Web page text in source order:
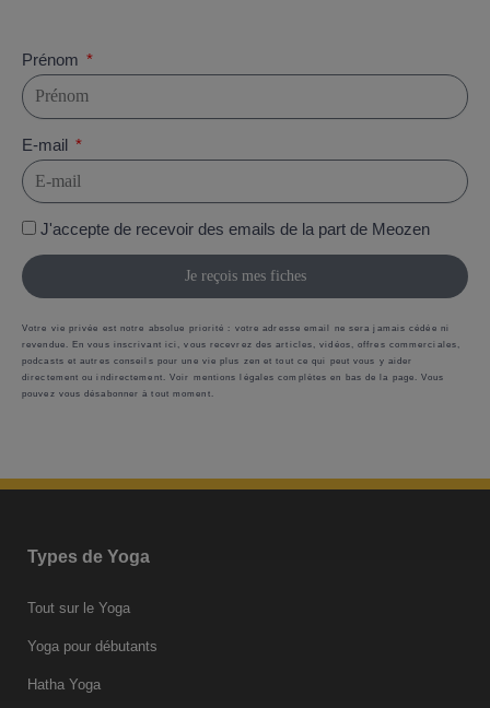
Prénom
E-mail
J'accepte de recevoir des emails de la part de Meozen
Je reçois mes fiches
Votre vie privée est notre absolue priorité : votre adresse email ne sera jamais cédée ni
revendue. En vous inscrivant ici, vous recevrez des articles, vidéos, offres commerciales,
podcasts et autres conseils pour une vie plus zen et tout ce qui peut vous y aider
directement ou indirectement. Voir mentions légales complètes en bas de la page. Vous
pouvez vous désabonner à tout moment.
Types de Yoga
Tout sur le Yoga
Yoga pour débutants
Hatha Yoga